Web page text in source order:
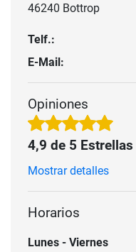
46240 Bottrop
Telf.:
E-Mail:
Opiniones
4,9 de 5 Estrellas
Mostrar detalles
Horarios
Lunes - Viernes